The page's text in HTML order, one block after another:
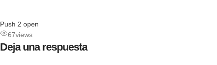
Push 2 open
67views
Deja una respuesta